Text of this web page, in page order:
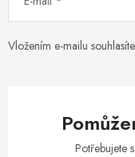
Vložením e-mailu
Potřebujete